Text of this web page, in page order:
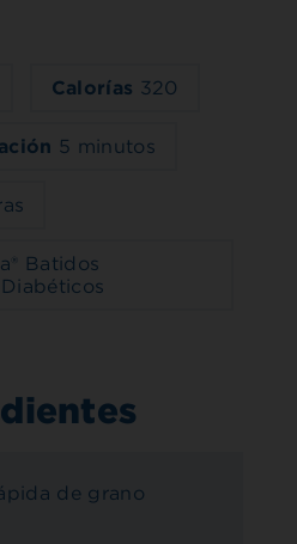
electrónico
Calorías 320
5 minutos
Batidos
de grano